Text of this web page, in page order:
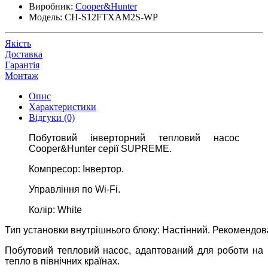
Виробник: Cooper&Hunter
Модель: CH-S12FTXAM2S-WP
Якість
Доставка
Гарантія
Монтаж
Опис
Характеристики
Відгуки (0)
Побутовий інверторний тепловий насос
Cooper&Hunter серії SUPREME.
Компресор: Інвертор.
Управління по Wi-Fi.
Колір: White
Тип установки внутрішнього блоку: Настінний.
Побутовий тепловий насос, адаптований для роботи на
тепло в північних країнах.